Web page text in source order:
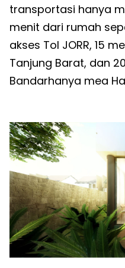
transportasi hanya
menit dari rumah
akses Tol JORR, 15
Tanjung Barat, dan
Bandarhanya mea